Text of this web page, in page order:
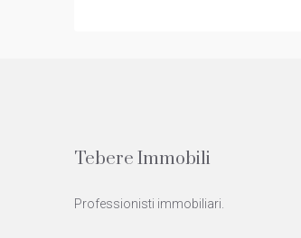
Tebere Immobili
Professionisti immobiliari.